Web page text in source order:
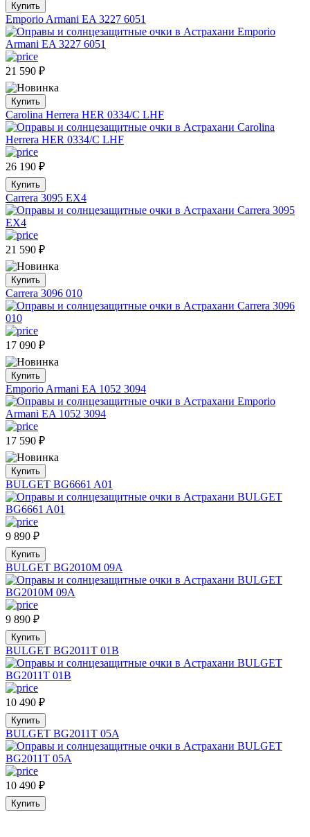
Купить
Emporio Armani EA 3227 6051
21 590 ₽
Купить
Carolina Herrera HER 0334/C LHF
26 190 ₽
Купить
Carrera 3095 EX4
21 590 ₽
Купить
Carrera 3096 010
17 090 ₽
Купить
Emporio Armani EA 1052 3094
17 590 ₽
Купить
BULGET BG6661 A01
9 890 ₽
Купить
BULGET BG2010M 09A
9 890 ₽
Купить
BULGET BG2011T 01B
10 490 ₽
Купить
BULGET BG2011T 05A
10 490 ₽
Купить